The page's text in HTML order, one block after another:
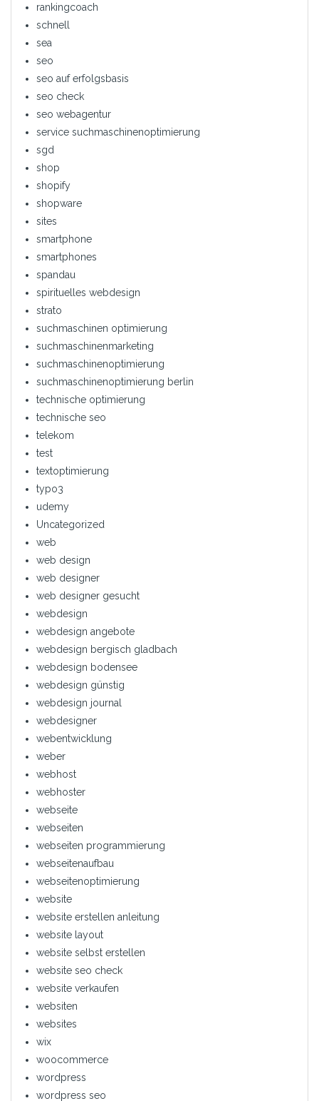
rankingcoach
schnell
sea
seo
seo auf erfolgsbasis
seo check
seo webagentur
service suchmaschinenoptimierung
sgd
shop
shopify
shopware
sites
smartphone
smartphones
spandau
spirituelles webdesign
strato
suchmaschinen optimierung
suchmaschinenmarketing
suchmaschinenoptimierung
suchmaschinenoptimierung berlin
technische optimierung
technische seo
telekom
test
textoptimierung
typo3
udemy
Uncategorized
web
web design
web designer
web designer gesucht
webdesign
webdesign angebote
webdesign bergisch gladbach
webdesign bodensee
webdesign günstig
webdesign journal
webdesigner
webentwicklung
weber
webhost
webhoster
webseite
webseiten
webseiten programmierung
webseitenaufbau
webseitenoptimierung
website
website erstellen anleitung
website layout
website selbst erstellen
website seo check
website verkaufen
websiten
websites
wix
woocommerce
wordpress
wordpress seo